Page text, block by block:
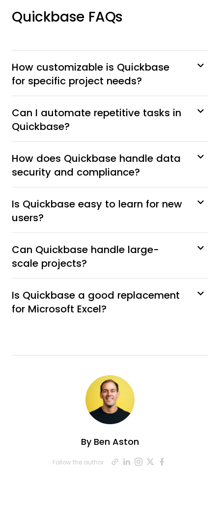
Quickbase FAQs
How customizable is Quickbase
for specific project needs?
Can I automate repetitive tasks in
Quickbase?
How does Quickbase handle data
security and compliance?
Is Quickbase easy to learn for new
users?
Can Quickbase handle large-
scale projects?
Is Quickbase a good replacement
for Microsoft Excel?
ByBen Aston
Follow the author: Opens new
Opens new
Opens new
Opens